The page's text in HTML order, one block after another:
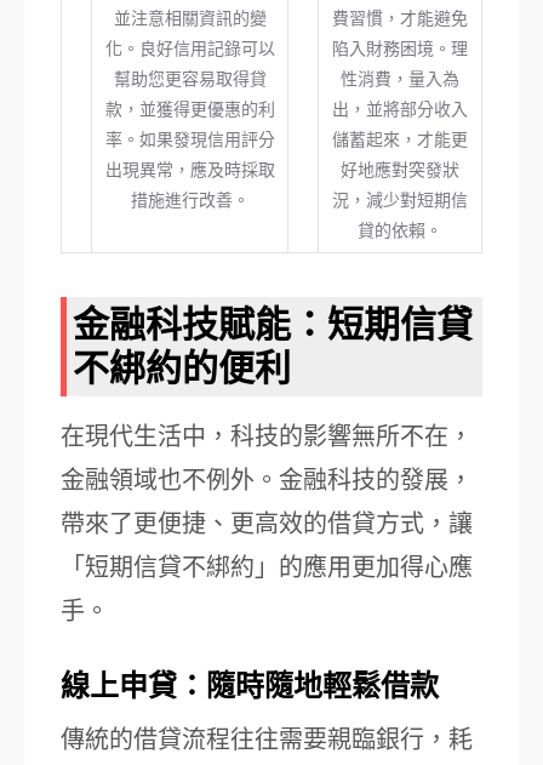
並注意相關資訊的變
化。良好信用記錄可以
幫助您更容易取得貸
款，並獲得更優惠的利
率。如果發現信用評分
出現異常，應及時採取
措施進行改善。
費習慣，才能避免
陷入財務困境。理
性消費，量入為
出，並將部分收入
儲蓄起來，才能更
好地應對突發狀
況，減少對短期信
貸的依賴。
金融科技賦能：短期信貸
不綁約的便利
在現代生活中，科技的影響無所不在，
金融領域也不例外。金融科技的發展，
帶來了更便捷、更高效的借貸方式，讓
「短期信貸不綁約」的應用更加得心應
手。
線上申貸：隨時隨地輕鬆借款
傳統的借貸流程往往需要親臨銀行，耗